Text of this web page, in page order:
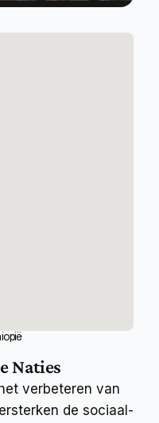
Naties
verbeteren van
de sociaal-